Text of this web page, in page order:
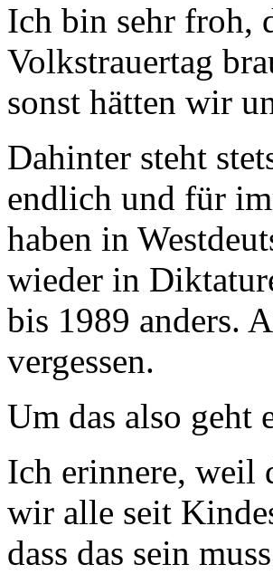
Ich bin sehr froh,
Volkstrauertag
sonst hätten wir
Dahinter steht
endlich und für
haben in
wieder in
bis 1989 anders.
vergessen.
Um das also geht
Ich erinnere, weil
wir alle seit
dass das sein